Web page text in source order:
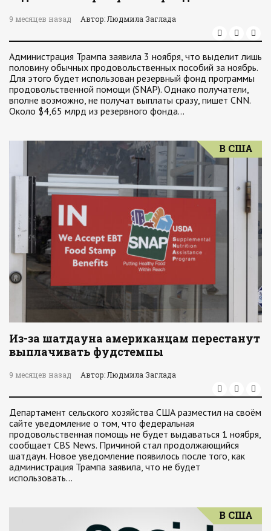
9 месяцев назад Автор: Людмила Заглада
Администрация Трампа заявила 3 ноября, что выделит лишь
половину обычных продовольственных пособий за ноябрь.
Для этого будет использован резервный фонд программы
продовольственной помощи (SNAP). Однако получатели,
вполне возможно, не получат выплаты сразу, пишет CNN.
Около $4,65 млрд из резервного фонда…
В США
Из-за шатдауна американцам перестанут
выплачивать фудстемпы
9 месяцев назад Автор: Людмила Заглада
Департамент сельского хозяйства США разместил на своём
сайте уведомление о том, что федеральная
продовольственная помощь не будет выдаваться 1 ноября,
сообщает CBS News. Причиной стал продолжающийся
шатдаун. Новое уведомление появилось после того, как
администрация Трампа заявила, что не будет
использовать…
В США